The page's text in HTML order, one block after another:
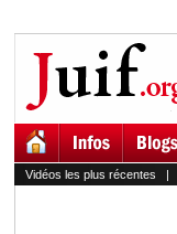
Vidéos les plus récentes |